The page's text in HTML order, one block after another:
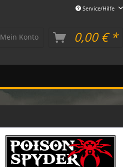
Service/Hilfe
Mein Konto 0,00 € *